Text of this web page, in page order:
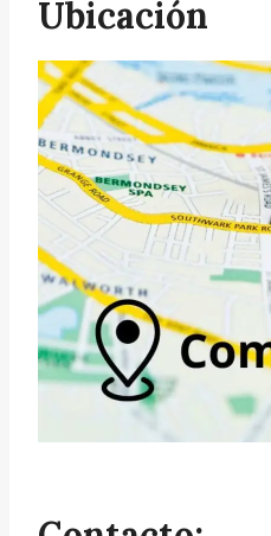
Ubicación